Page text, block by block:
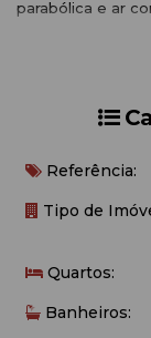
parabólica e ar
- Cozinha
- Sacada na
-
- Acomodação
01 vaga de
- Não é
- O imóvel não
Referência:
Tipo de
Quartos:
Banheiros: